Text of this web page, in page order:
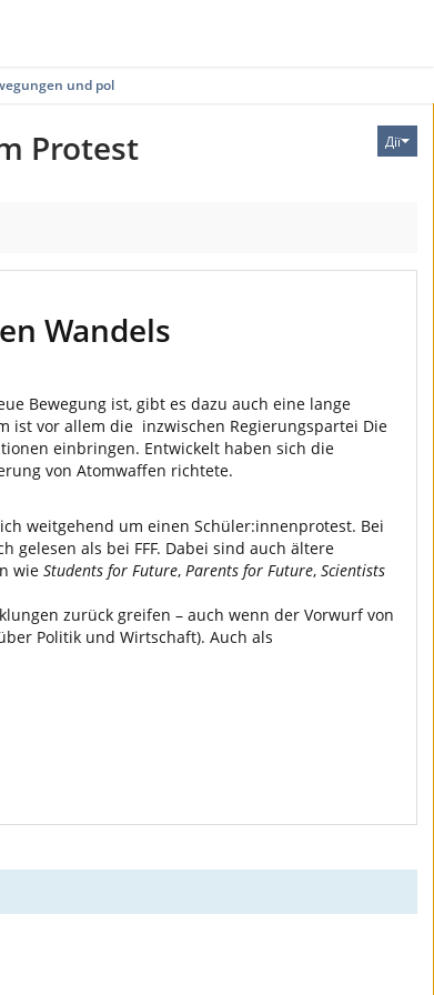
und pol…
Дії
Protest
Wandels
Bewegung ist, gibt es dazu auch eine lange
ist vor allem die inzwischen Regierungspartei Die
einbringen. Entwickelt haben sich die
von Atomwaffen richtete.
weitgehend um einen Schüler:innenprotest. Bei
gelesen als bei FFF. Dabei sind auch ältere
wie Students for Future, Parents for Future, Scientists
zurück greifen – auch wenn der Vorwurf von
Politik und Wirtschaft). Auch als